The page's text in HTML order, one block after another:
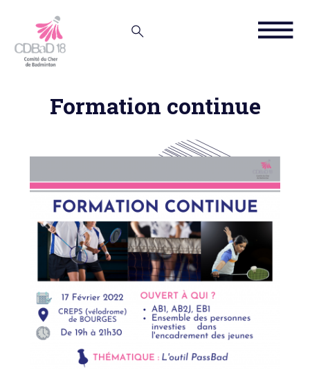
Formation continue